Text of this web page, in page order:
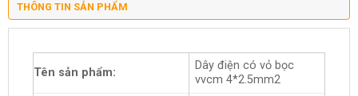
THÔNG TIN SẢN PHẨM
Tên sản phẩm:
Dây điện có vỏ bọc
vvcm 4*2.5mm2